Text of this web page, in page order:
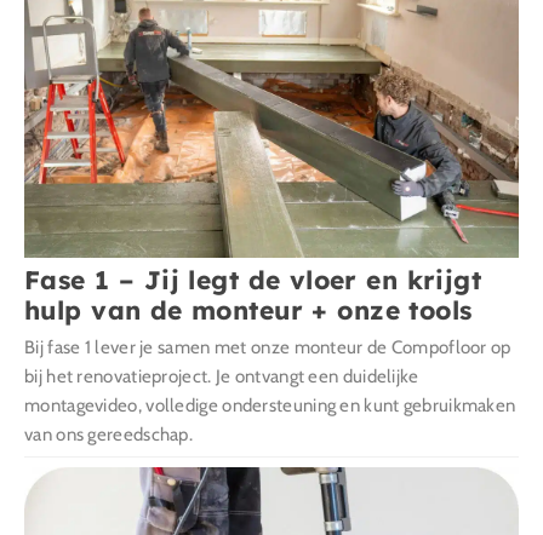
Fase 1 – Jij legt de vloer en krijgt
hulp van de monteur + onze tools
Bij fase 1 lever je samen met onze monteur de Compofloor op
bij het renovatieproject. Je ontvangt een duidelijke
montagevideo, volledige ondersteuning en kunt gebruikmaken
van ons gereedschap.